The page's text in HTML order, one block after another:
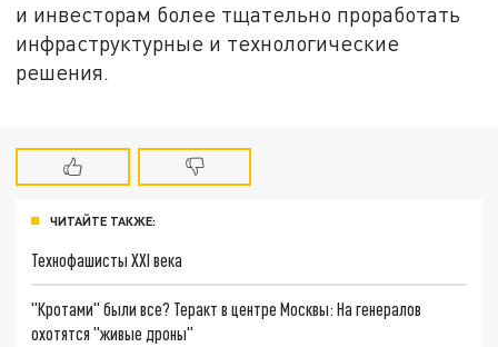
и инвесторам более тщательно проработать
инфраструктурные и технологические
решения.
ЧИТАЙТЕ ТАКЖЕ:
Технофашисты XXI века
"Кротами" были все? Теракт в центре Москвы: На генералов
охотятся "живые дроны"